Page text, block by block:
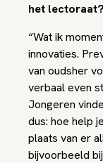
het lectoraat?
“Wat ik
innovaties.
van oudsher
verbaal even
Jongeren
dus: hoe help
plaats van er
bijvoorbeeld